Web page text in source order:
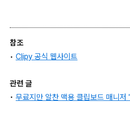
참조
• Clipy 공식 웹사이트
관련 글
• 무료지만 알찬 맥용 클립보드 매니